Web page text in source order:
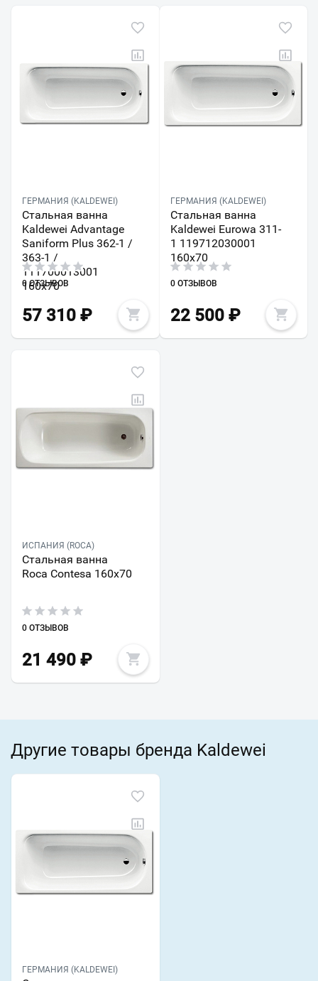
ГЕРМАНИЯ (KALDEWEI)
Стальная ванна
Kaldewei Advantage
Saniform Plus 362-1 /
363-1 /
111700013001
160х70
0 ОТЗЫВОВ
57 310 ₽
ГЕРМАНИЯ (KALDEWEI)
Стальная ванна
Kaldewei Eurowa 311-
1 119712030001
160х70
0 ОТЗЫВОВ
22 500₽
ИСПАНИЯ (ROCA)
Стальная ванна
Roca Contesa 160x70
0 ОТЗЫВОВ
21 490 ₽
Другие товары бренда Kaldewei
ГЕРМАНИЯ (KALDEWEI)